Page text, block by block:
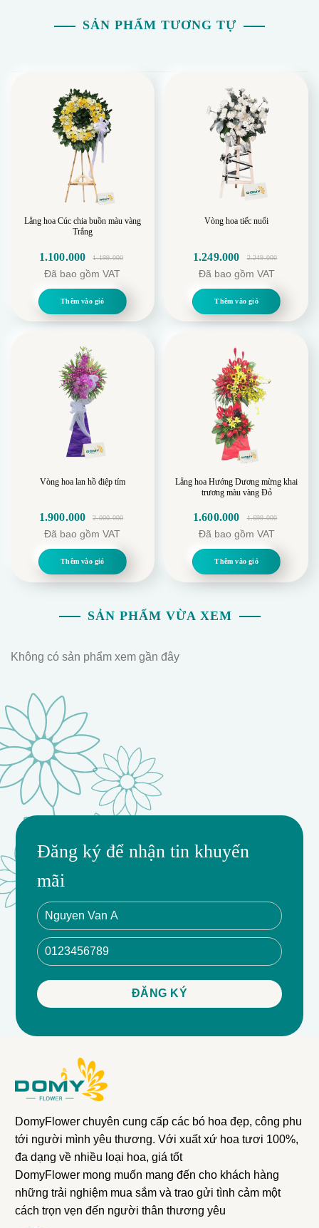
SẢN PHẨM TƯƠNG TỰ
Lẵng hoa Cúc chia buồn màu vàng
Trắng
1.199.000
gốc
là:
1.199.000.
1.100.000
hiện
tại
là:
1.100.000.
Đã bao gồm VAT
Thêm vào giỏ
Vòng hoa tiếc nuối
2.249.000
gốc
là:
2.249.000.
1.249.000
hiện
tại
là:
1.249.000.
Đã bao gồm VAT
Thêm vào giỏ
Vòng hoa lan hồ điệp tím
2.000.000
gốc
là:
2.000.000.
1.900.000
hiện
tại
là:
1.900.000.
Đã bao gồm VAT
Thêm vào giỏ
Lẵng hoa Hướng Dương mừng khai
trương màu vàng Đỏ
1.699.000
gốc
là:
1.699.000.
1.600.000
hiện
tại
là:
1.600.000.
Đã bao gồm VAT
Thêm vào giỏ
SẢN PHẨM VỪA XEM
Không có sản phẩm xem gần đây
Đăng ký để nhận tin khuyến
mãi
DomyFlower chuyên cung cấp các bó hoa đẹp, công phu
tới người mình yêu thương. Với xuất xứ hoa tươi 100%,
đa dạng về nhiều loại hoa, giá tốt
DomyFlower mong muốn mang đến cho khách hàng
những trải nghiệm mua sắm và trao gửi tình cảm một
cách trọn vẹn đến người thân thương yêu